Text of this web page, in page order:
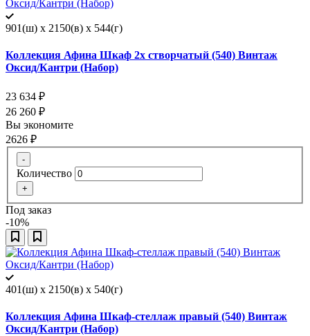
901(ш) x 2150(в) x 544(г)
Коллекция Афина Шкаф 2х створчатый (540) Винтаж
Оксид/Кантри (Набор)
23 634 ₽
26 260 ₽
Вы экономите
2626 ₽
-
Количество
+
Под заказ
-10%
401(ш) x 2150(в) x 540(г)
Коллекция Афина Шкаф-стеллаж правый (540) Винтаж
Оксид/Кантри (Набор)